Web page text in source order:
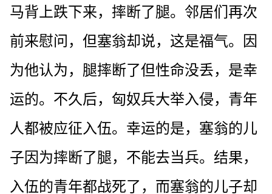
马背上跌下来，摔断了腿。邻居们再次
前来慰问，但塞翁却说，这是福气。因
为他认为，腿摔断了但性命没丢，是幸
运的。不久后，匈奴兵大举入侵，青年
人都被应征入伍。幸运的是，塞翁的儿
子因为摔断了腿，不能去当兵。结果，
入伍的青年都战死了，而塞翁的儿子却